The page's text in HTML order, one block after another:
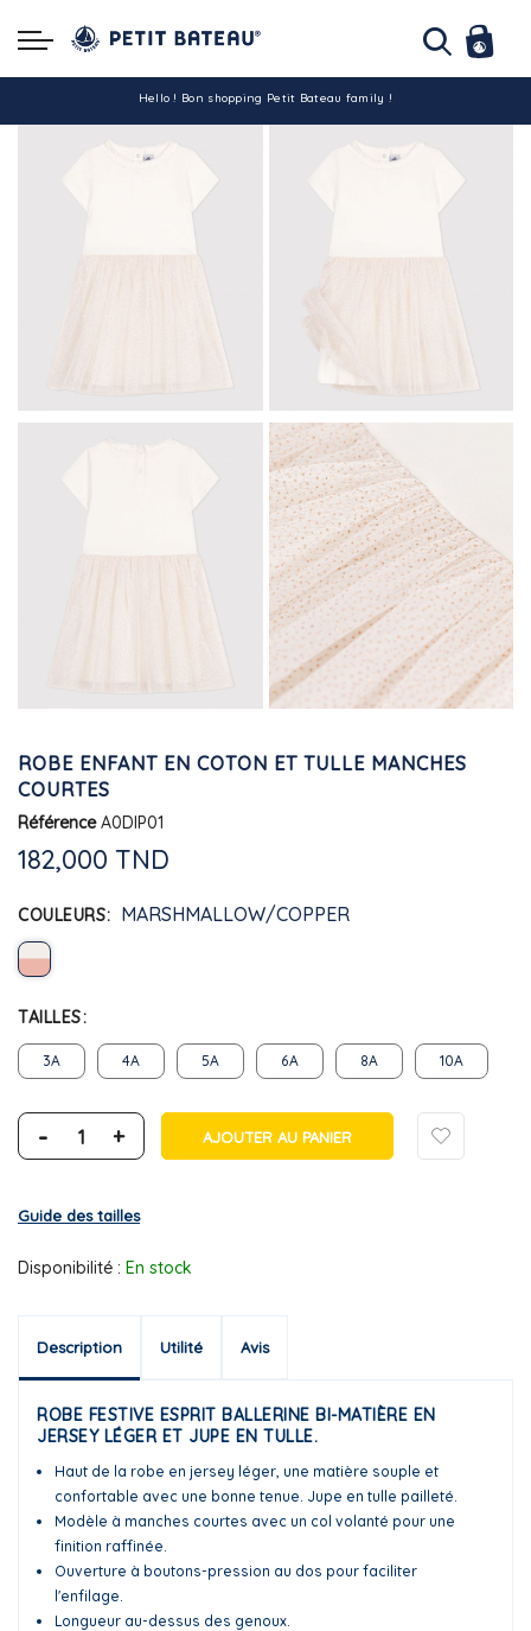
La livraison est assurée partout en Tunisie !
-10% pour tout paiement par carte bancaire (hors promo)
ROBE ENFANT EN COTON ET TULLE MANCHES
COURTES
Référence A0DIP01
182,000 TND
COULEURS MARSHMALLOW/COPPER
TAILLES
3A 4A 5A 6A 8A 10A
- + AJOUTER AU PANIER
Guide des tailles
Disponibilité : En stock
Description Utilité Avis
ROBE FESTIVE ESPRIT BALLERINE BI-MATIÈRE EN
JERSEY LÉGER ET JUPE EN TULLE.
Haut de la robe en jersey léger, une matière souple et
confortable avec une bonne tenue. Jupe en tulle pailleté.
Modèle à manches courtes avec un col volanté pour une
finition raffinée.
Ouverture à boutons-pression au dos pour faciliter
l'enfilage.
Longueur au-dessus des genoux.